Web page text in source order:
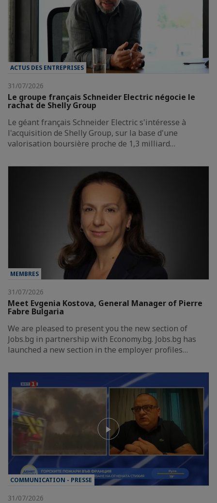
ACTUS DES ENTREPRISES
31/07/2026
Le groupe français Schneider Electric négocie le
rachat de Shelly Group
Le géant français Schneider Electric s'intéresse à
l'acquisition de Shelly Group, sur la base d'une
valorisation boursière proche de 1,3 milliard…
MEMBRES
31/07/2026
Meet Evgenia Kostova, General Manager of Pierre
Fabre Bulgaria
We are pleased to present you the new section of
Jobs.bg in partnership with Economy.bg. Jobs.bg has
launched a new section in the employer profiles…
COMMUNICATION - PRESSE
31/07/2026